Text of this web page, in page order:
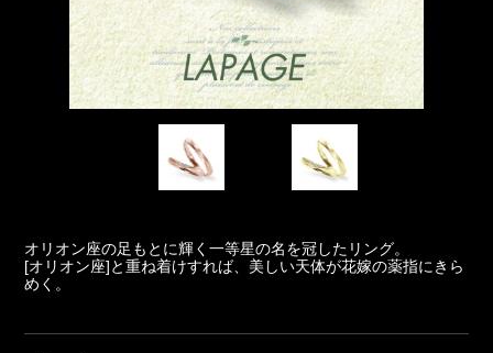
オリオン座の足もとに輝く一等星の名を冠したリング。
[オリオン座]と重ね着けすれば、美しい天体が花嫁の薬指にきら
めく。